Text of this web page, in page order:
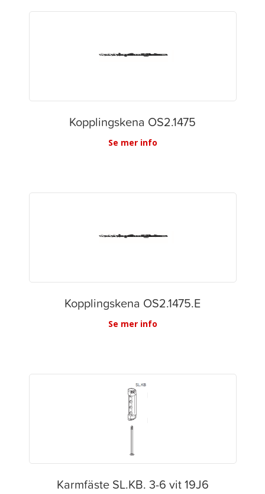
Kopplingskena OS2.1475
Se mer info
Kopplingskena OS2.1475.E
Se mer info
Karmfäste SL.KB. 3-6 vit 19J6